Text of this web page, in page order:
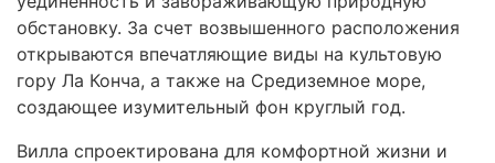
обстановку. За счет возвышенного расположения
открываются впечатляющие виды на культовую
гору Ла Конча, а также на Средиземное море,
создающее изумительный фон круглый год.
Вилла спроектирована для комфортной жизни и